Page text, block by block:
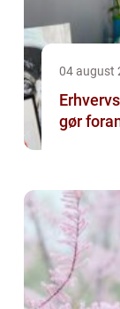
04 august
gør